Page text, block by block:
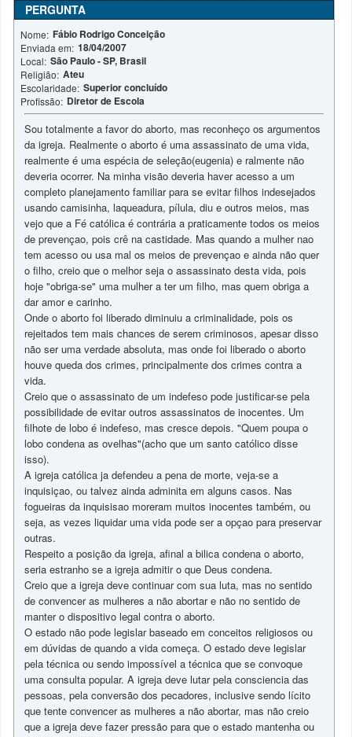
PERGUNTA
Nome: Fábio Rodrigo Conceição
Enviada em: 18/04/2007
Local: São Paulo - SP, Brasil
Religião: Ateu
Escolaridade: Superior concluído
Profissão: Diretor de Escola
Sou totalmente a favor do aborto, mas reconheço os argumentos
da igreja. Realmente o aborto é uma assassinato de uma vida,
realmente é uma espécia de seleção(eugenia) e ralmente não
deveria ocorrer. Na minha visão deveria haver acesso a um
completo planejamento familiar para se evitar filhos indesejados
usando camisinha, laqueadura, pílula, diu e outros meios, mas
vejo que a Fé católica é contrária a praticamente todos os meios
de prevençao, pois crê na castidade. Mas quando a mulher nao
tem acesso ou usa mal os meios de prevençao e ainda não quer
o filho, creio que o melhor seja o assassinato desta vida, pois
hoje "obriga-se" uma mulher a ter um filho, mas quem obriga a
dar amor e carinho.
Onde o aborto foi liberado diminuiu a criminalidade, pois os
rejeitados tem mais chances de serem criminosos, apesar disso
não ser uma verdade absoluta, mas onde foi liberado o aborto
houve queda dos crimes, principalmente dos crimes contra a
vida.
Creio que o assassinato de um indefeso pode justificar-se pela
possibilidade de evitar outros assassinatos de inocentes. Um
filhote de lobo é indefeso, mas cresce depois. "Quem poupa o
lobo condena as ovelhas"(acho que um santo católico disse
isso).
A igreja católica ja defendeu a pena de morte, veja-se a
inquisiçao, ou talvez ainda adminita em alguns casos. Nas
fogueiras da inquisisao moreram muitos inocentes também, ou
seja, as vezes liquidar uma vida pode ser a opçao para preservar
outras.
Respeito a posição da igreja, afinal a bilica condena o aborto,
seria estranho se a igreja admitir o que Deus condena.
Creio que a igreja deve continuar com sua luta, mas no sentido
de convencer as mulheres a não abortar e não no sentido de
manter o dispositivo legal contra o aborto.
O estado não pode legislar baseado em conceitos religiosos ou
em dúvidas de quando a vida começa. O estado deve legislar
pela técnica ou sendo impossível a técnica que se convoque
uma consulta popular. A igreja deve lutar pela consciencia das
pessoas, pela conversão dos pecadores, inclusive sendo lícito
que tente convencer as mulheres a não abortar, mas não creio
que a igreja deve fazer pressão para que o estado mantenha ou